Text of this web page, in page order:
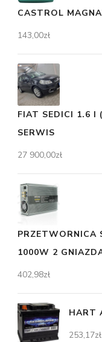
CASTROL
143,00zł
FIAT SEDICI 1.6 I
SERWIS
27 900,00zł
PRZETWORNICA
1000W 2
402,98zł
HART
253,17zł